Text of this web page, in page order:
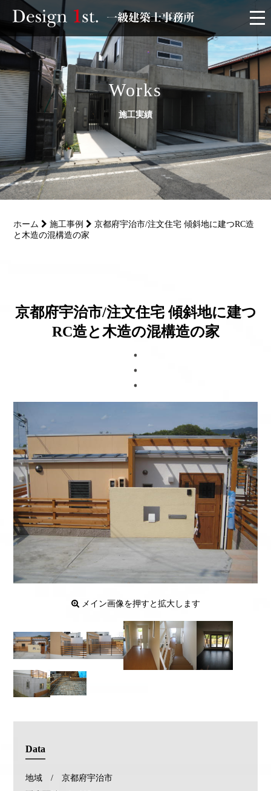
モニター
施工実績・施工事例
リフォーム
お客様の声
家づくり
サービス
Works
施工実績
ホーム 施工事例
京都府宇治市/注文住宅 傾斜地に建つRC造
と木造の混構造の家
京都府宇治市/注文住宅 傾斜地に建つ
RC造と木造の混構造の家
メイン画像を押すと拡大します
Data
地域 / 京都府宇治市